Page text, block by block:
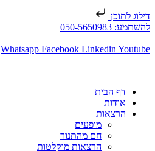
דילוג לתוכן
להשתמע: 050-5650983
Whatsapp Facebook Linkedin Youtube
דף הבית
אודות
הרצאות
מופעים
חם מהתנור
הרצאות מוקלטות